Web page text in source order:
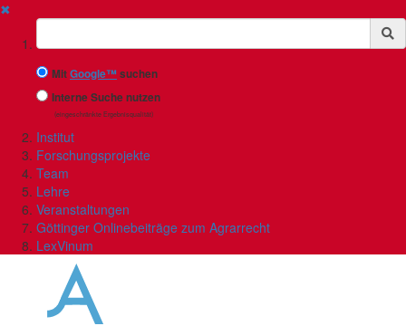
✖
Suchbegriff
MitGoogle™suchen
Interne Suche nutzen
(eingeschränkte Ergebnisqualität)
Institut
Forschungsprojekte
Team
Lehre
Veranstaltungen
Göttinger Onlinebeiträge zum Agrarrecht
LexVinum